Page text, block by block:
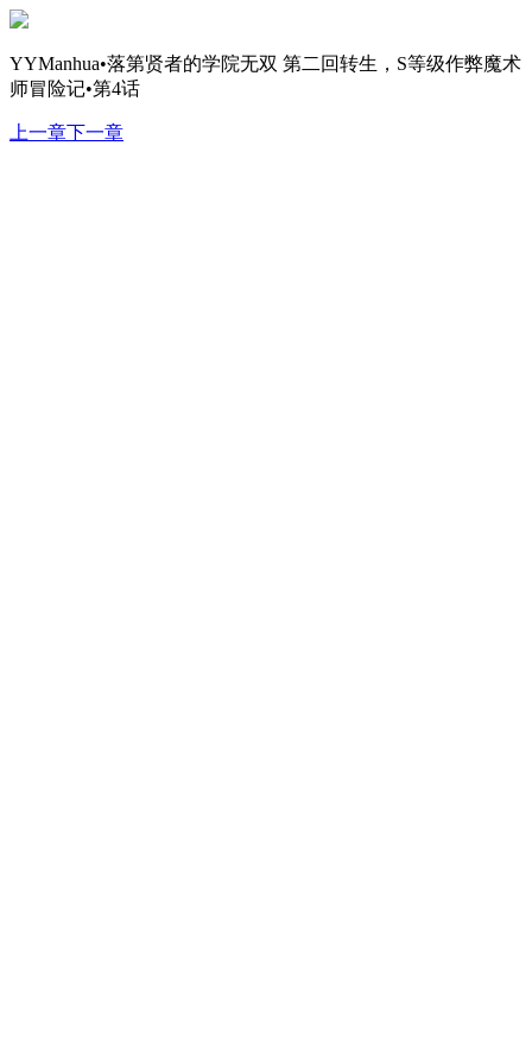
YYManhua•落第贤者的学院无双 第二回转生，S等级作弊魔术
师冒险记•第4话
上一章下一章